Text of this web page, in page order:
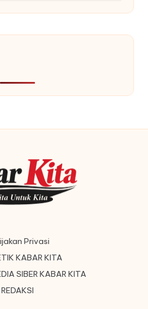
Privasi
KABAR KITA
SIBER KABAR KITA
REDAKSI